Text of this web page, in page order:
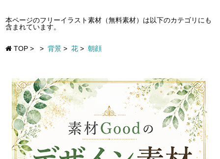
本ページのフリーイラスト素材（無料素材）は以下のカテゴリにも
含まれています。
TOP > > 背景 > 花 > 朝顔